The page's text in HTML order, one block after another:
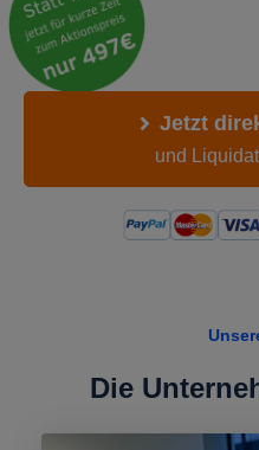
Jetzt
und
Die